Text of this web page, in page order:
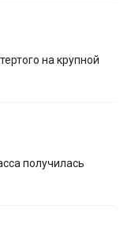
на крупной
получилась